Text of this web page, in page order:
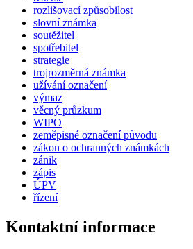
rozlišovací způsobilost
slovní známka
soutěžitel
spotřebitel
strategie
trojrozměrná známka
užívání označení
výmaz
věcný průzkum
WIPO
zeměpisné označení původu
zákon o ochranných známkách
zánik
zápis
ÚPV
řízení
Kontaktní informace